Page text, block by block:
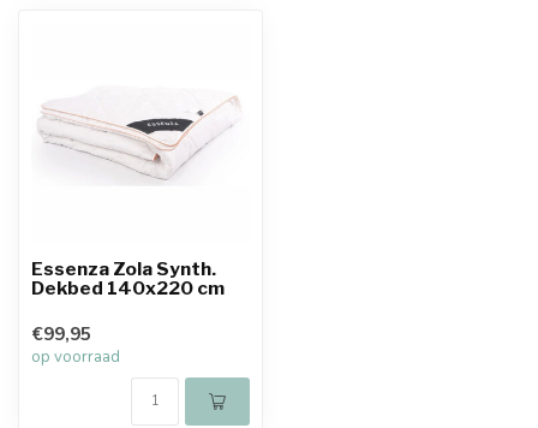
Essenza Zola Synth.
Dekbed 140x220 cm
€99,95
op voorraad